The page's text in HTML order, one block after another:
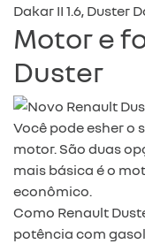
Dakar II 1.6, Duster
Motor e
Duster
Você pode esher o
motor. São duas
mais básica é o
econômico.
Como Renault
potência com